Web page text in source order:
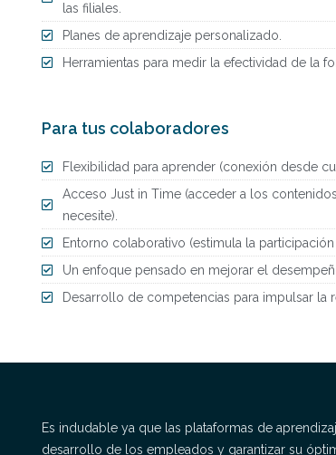
las filiales.
Planes de aprendizaje personalizado.
Herramientas para medir la efectividad de la
Para tus colaboradores
Flexibilidad para aprender (conexión desde
Acceso Just in Time (acceder a los
necesite).
Entorno colaborativo (estimula la
Un enfoque pensado en mejorar el
Desarrollo de competencias para impulsar la
Es indudable ya que las plataformas de
desarrollo de los empleados y garantizar su